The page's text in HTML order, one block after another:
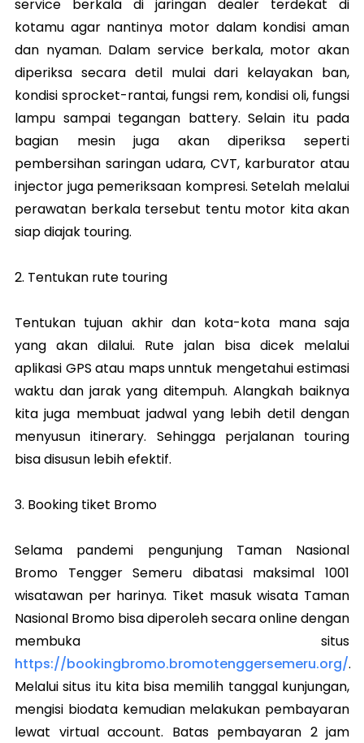
service berkala di jaringan dealer terdekat di
kotamu agar nantinya motor dalam kondisi aman
dan nyaman. Dalam service berkala, motor akan
diperiksa secara detil mulai dari kelayakan ban,
kondisi sprocket-rantai, fungsi rem, kondisi oli, fungsi
lampu sampai tegangan battery. Selain itu pada
bagian mesin juga akan diperiksa seperti
pembersihan saringan udara, CVT, karburator atau
injector juga pemeriksaan kompresi. Setelah melalui
perawatan berkala tersebut tentu motor kita akan
siap diajak touring.
2. Tentukan rute touring
Tentukan tujuan akhir dan kota-kota mana saja
yang akan dilalui. Rute jalan bisa dicek melalui
aplikasi GPS atau maps unntuk mengetahui estimasi
waktu dan jarak yang ditempuh. Alangkah baiknya
kita juga membuat jadwal yang lebih detil dengan
menyusun itinerary. Sehingga perjalanan touring
bisa disusun lebih efektif.
3. Booking tiket Bromo
Selama pandemi pengunjung Taman Nasional
Bromo Tengger Semeru dibatasi maksimal 1001
wisatawan per harinya. Tiket masuk wisata Taman
Nasional Bromo bisa diperoleh secara online dengan
membuka situs
https://bookingbromo.bromotenggersemeru.org/.
Melalui situs itu kita bisa memilih tanggal kunjungan,
mengisi biodata kemudian melakukan pembayaran
lewat virtual account. Batas pembayaran 2 jam